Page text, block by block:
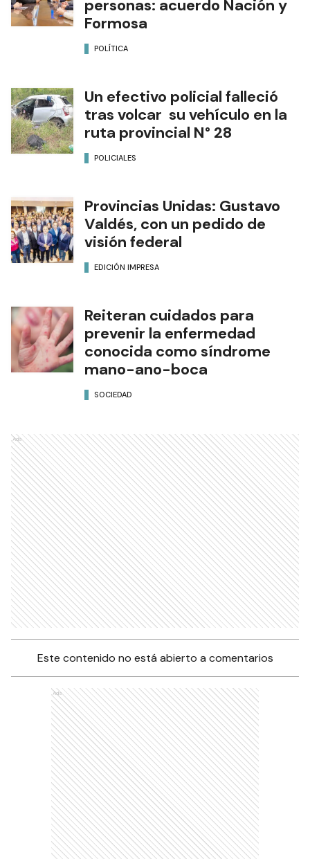
personas: acuerdo Nación y
Formosa
POLÍTICA
Un efectivo policial falleció
tras volcar su vehículo en la
ruta provincial N° 28
POLICIALES
Provincias Unidas: Gustavo
Valdés, con un pedido de
visión federal
EDICIÓN IMPRESA
Reiteran cuidados para
prevenir la enfermedad
conocida como síndrome
mano-ano-boca
SOCIEDAD
Ads
Este contenido no está abierto a comentarios
Ads